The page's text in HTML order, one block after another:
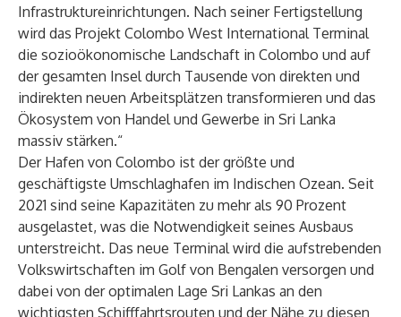
Infrastruktureinrichtungen. Nach seiner Fertigstellung
wird das Projekt Colombo West International Terminal
die sozioökonomische Landschaft in Colombo und auf
der gesamten Insel durch Tausende von direkten und
indirekten neuen Arbeitsplätzen transformieren und das
Ökosystem von Handel und Gewerbe in Sri Lanka
massiv stärken.“
Der Hafen von Colombo ist der größte und
geschäftigste Umschlaghafen im Indischen Ozean. Seit
2021 sind seine Kapazitäten zu mehr als 90 Prozent
ausgelastet, was die Notwendigkeit seines Ausbaus
unterstreicht. Das neue Terminal wird die aufstrebenden
Volkswirtschaften im Golf von Bengalen versorgen und
dabei von der optimalen Lage Sri Lankas an den
wichtigsten Schifffahrtsrouten und der Nähe zu diesen